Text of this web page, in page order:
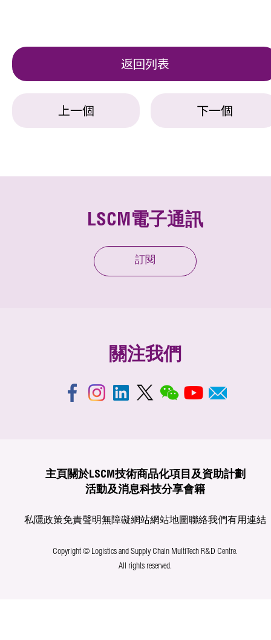
返回列表
上一個 下一個
LSCM電子通訊
訂閱
關注我們
主頁 關於LSCM技術商品化項目及資助計劃
活動及消息科技分享會籍
私隱政策免責聲明無障礙網站網站地圖聯絡我們有用連結
Copyright © Logistics and Supply Chain MultiTech R&D Centre.
All rights reserved.